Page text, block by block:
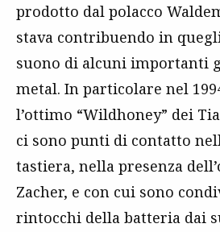
prodotto dal polacco
stava contribuendo in
suono di alcuni importanti
metal. In particolare nel
l’ottimo “Wildhoney” dei
ci sono punti di contatto
tastiera, nella presenza
Zacher, e con cui sono
rintocchi della batteria dai